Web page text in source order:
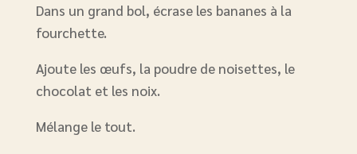
Dans un grand bol, écrase les bananes à la
fourchette.
Ajoute les œufs, la poudre de noisettes, le
chocolat et les noix.
Mélange le tout.